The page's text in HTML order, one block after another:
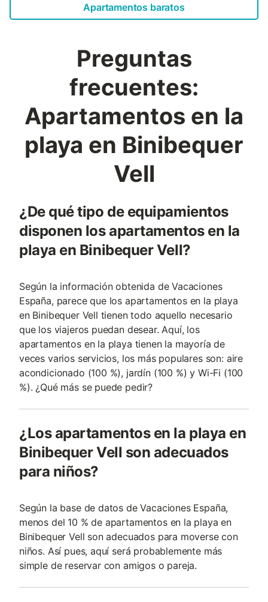
Apartamentos baratos
Preguntas
frecuentes:
Apartamentos en la
playa en Binibequer
Vell
¿De qué tipo de equipamientos
disponen los apartamentos en la
playa en Binibequer Vell?
Según la información obtenida de Vacaciones
España, parece que los apartamentos en la playa
en Binibequer Vell tienen todo aquello necesario
que los viajeros puedan desear. Aquí, los
apartamentos en la playa tienen la mayoría de
veces varios servicios, los más populares son: aire
acondicionado (100 %), jardín (100 %) y Wi-Fi (100
%). ¿Qué más se puede pedir?
¿Los apartamentos en la playa en
Binibequer Vell son adecuados
para niños?
Según la base de datos de Vacaciones España,
menos del 10 % de apartamentos en la playa en
Binibequer Vell son adecuados para moverse con
niños. Así pues, aquí será probablemente más
simple de reservar con amigos o pareja.